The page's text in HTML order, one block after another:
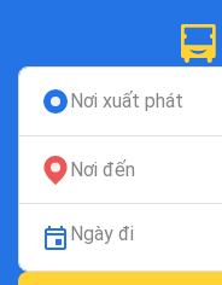
Nơi xuất phát
Nơi đến
Ngày đi